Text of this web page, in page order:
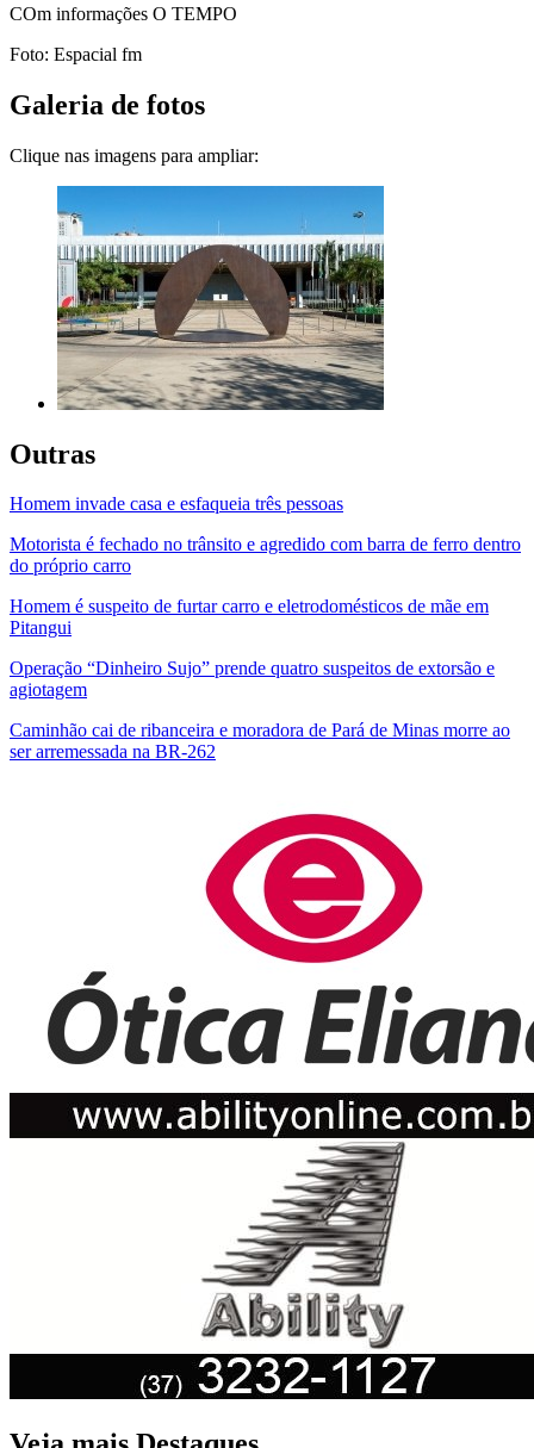
COm informações O TEMPO
Foto: Espacial fm
Galeria de fotos
Clique nas imagens para ampliar:
Outras
Homem invade casa e esfaqueia três pessoas
Motorista é fechado no trânsito e agredido com barra de ferro dentro
do próprio carro
Homem é suspeito de furtar carro e eletrodomésticos de mãe em
Pitangui
Operação “Dinheiro Sujo” prende quatro suspeitos de extorsão e
agiotagem
Caminhão cai de ribanceira e moradora de Pará de Minas morre ao
ser arremessada na BR-262